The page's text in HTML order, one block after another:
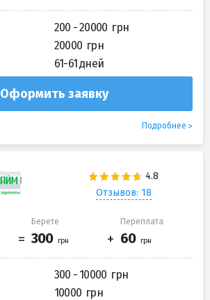
200 - 20000
20000
61-61 дней
Оформить заявку
Подробнее
Отзывов: 18
Берете Переплата
300 - 10000
10000